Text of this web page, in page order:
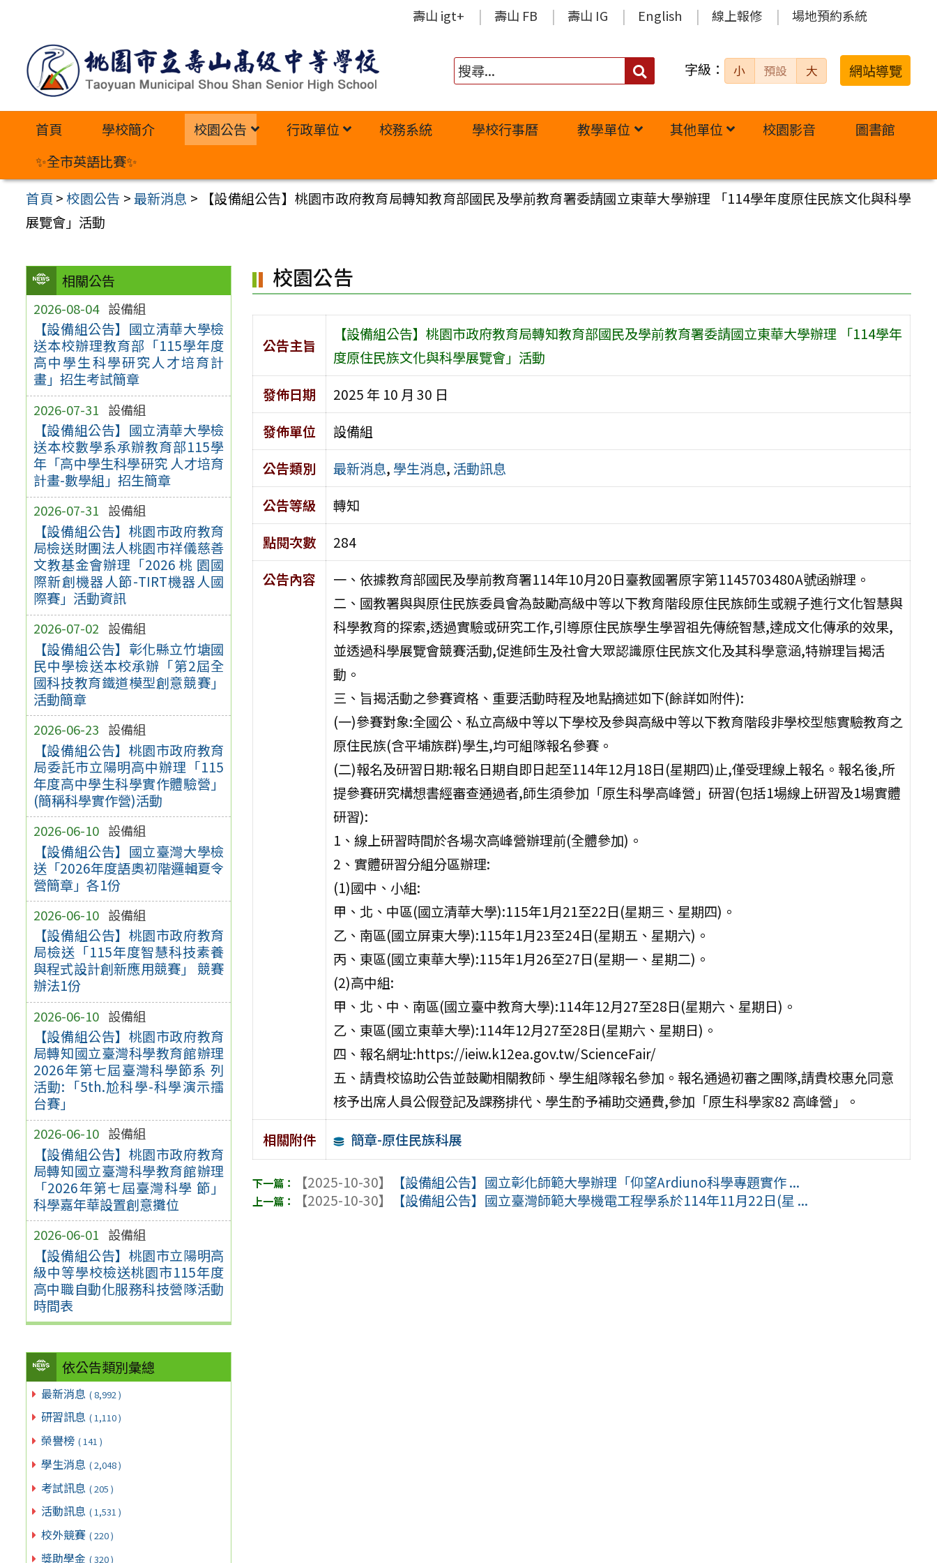
內
壽山 igt+ 壽山 FB 壽山 IG English 線上報修 場地預約系統
搜
字級： 小 預設 大 網站導覽
首頁 學校簡介 校園公告 行政單位 校務系統 學校行事曆 教學單位 其他單位 校園影音
圖書館
✨全市英語比賽✨
首頁 >校園公告 >最新消息 >
【設備組公告】桃園市政府教育局轉知教育部國民及學前教育署委請國立東華大學辦理 「114學年度原住民族文化與科學
展覽會」活動
相關公告
2026-08-04 設備組
【設備組公告】國立清華大學檢
送本校辦理教育部「115學年度
高中學生科學研究人才培育計
畫」招生考試簡章
2026-07-31 設備組
【設備組公告】國立清華大學檢
送本校數學系承辦教育部115學
年「高中學生科學研究 人才培育
計畫-數學組」招生簡章
2026-07-31 設備組
【設備組公告】桃園市政府教育
局檢送財團法人桃園市祥儀慈善
文教基金會辦理「2026 桃 園國
際新創機器人節-TIRT機器人國
際賽」活動資訊
2026-07-02 設備組
【設備組公告】彰化縣立竹塘國
民中學檢送本校承辦「第2屆全
國科技教育鐵道模型創意競賽」
活動簡章
2026-06-23 設備組
【設備組公告】桃園市政府教育
局委託市立陽明高中辦理「115
年度高中學生科學實作體驗營」
(簡稱科學實作營)活動
2026-06-10 設備組
【設備組公告】國立臺灣大學檢
送「2026年度語奧初階邏輯夏令
營簡章」各1份
2026-06-10 設備組
【設備組公告】桃園市政府教育
局檢送「115年度智慧科技素養
與程式設計創新應用競賽」 競賽
辦法1份
2026-06-10 設備組
【設備組公告】桃園市政府教育
局轉知國立臺灣科學教育館辦理
2026年第七屆臺灣科學節系 列
活動:「5th.尬科學-科學演示擂
台賽」
2026-06-10 設備組
【設備組公告】桃園市政府教育
局轉知國立臺灣科學教育館辦理
「2026年第七屆臺灣科學 節」
科學嘉年華設置創意攤位
2026-06-01 設備組
【設備組公告】桃園市立陽明高
級中等學校檢送桃園市115年度
高中職自動化服務科技營隊活動
時間表
依公告類別彙總
最新消息 ( 8,992 )
研習訊息 ( 1,110 )
榮譽榜 ( 141 )
學生消息 ( 2,048 )
考試訊息 ( 205 )
活動訊息 ( 1,531 )
校外競賽 ( 220 )
獎助學金 ( 320 )
校園公告
公告主旨
【設備組公告】桃園市政府教育局轉知教育部國民及學前教育署委請國立東華大學辦理 「114學年
度原住民族文化與科學展覽會」活動
發佈日期
2025 年 10 月 30 日
發佈單位
設備組
公告類別
最新消息, 學生消息, 活動訊息
公告等級
轉知
點閱次數
284
公告內容
一、依據教育部國民及學前教育署114年10月20日臺教國署原字第1145703480A號函辦理。
二、國教署與與原住民族委員會為鼓勵高級中等以下教育階段原住民族師生或親子進行文化智慧與
科學教育的探索,透過實驗或研究工作,引導原住民族學生學習祖先傳統智慧,達成文化傳承的效果,
並透過科學展覽會競賽活動,促進師生及社會大眾認識原住民族文化及其科學意涵,特辦理旨揭活
動。
三、旨揭活動之參賽資格、重要活動時程及地點摘述如下(餘詳如附件):
(一)參賽對象:全國公、私立高級中等以下學校及參與高級中等以下教育階段非學校型態實驗教育之
原住民族(含平埔族群)學生,均可組隊報名參賽。
(二)報名及研習日期:報名日期自即日起至114年12月18日(星期四)止,僅受理線上報名。報名後,所
提參賽研究構想書經審查通過者,師生須參加「原生科學高峰營」研習(包括1場線上研習及1場實體
研習):
1、線上研習時間於各場次高峰營辦理前(全體參加)。
2、實體研習分組分區辦理:
(1)國中、小組:
甲、北、中區(國立清華大學):115年1月21至22日(星期三、星期四)。
乙、南區(國立屏東大學):115年1月23至24日(星期五、星期六)。
丙、東區(國立東華大學):115年1月26至27日(星期一、星期二)。
(2)高中組:
甲、北、中、南區(國立臺中教育大學):114年12月27至28日(星期六、星期日)。
乙、東區(國立東華大學):114年12月27至28日(星期六、星期日)。
四、報名網址:https://ieiw.k12ea.gov.tw/ScienceFair/
五、請貴校協助公告並鼓勵相關教師、學生組隊報名參加。報名通過初審之團隊,請貴校惠允同意
核予出席人員公假登記及課務排代、學生酌予補助交通費,參加「原生科學家82 高峰營」。
相關附件
簡章-原住民族科展
【2025-10-30】
【設備組公告】國立彰化師範大學辦理「仰望Ardiuno科學專題實作 ...
【2025-10-30】
【設備組公告】國立臺灣師範大學機電工程學系於114年11月22日(星 ...